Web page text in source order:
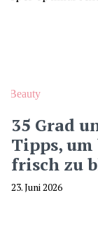
Beauty
35 Grad
Tipps,
frisch zu
23. Juni 2026